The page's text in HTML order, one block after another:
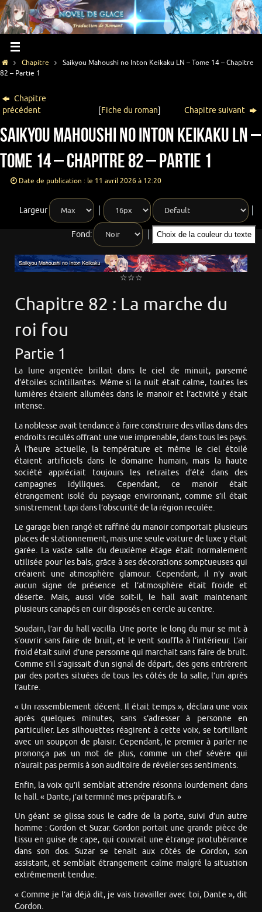
Chapitre
Saikyou Mahoushi no Inton Keikaku LN – Tome 14 – Chapitre
82 – Partie 1
Chapitre
précédent
[Fiche du roman] Chapitre suivant
Saikyou Mahoushi no Inton Keikaku LN –
Tome 14 – Chapitre 82 – Partie 1
Date de publication : le 11 avril 2026 à 12:20
Largeur
Fond: Choix de la couleur du texte
☆☆☆
Chapitre 82 : La marche du
roi fou
Partie 1
La lune argentée brillait dans le ciel de minuit, parsemé
d’étoiles scintillantes. Même si la nuit était calme, toutes les
lumières étaient allumées dans le manoir et l’activité y était
intense.
La noblesse avait tendance à faire construire des villas dans des
endroits reculés offrant une vue imprenable, dans tous les pays.
À l’heure actuelle, la température et même le ciel étoilé
étaient artificiels dans le domaine humain, mais la haute
société appréciait toujours les retraites d’été dans des
campagnes idylliques. Cependant, ce manoir était
étrangement isolé du paysage environnant, comme s’il était
sinistrement tapi dans l’obscurité de la région reculée.
Le garage bien rangé et raffiné du manoir comportait plusieurs
places de stationnement, mais une seule voiture de luxe y était
garée. La vaste salle du deuxième étage était normalement
utilisée pour les bals, grâce à ses décorations somptueuses qui
créaient une atmosphère glamour. Cependant, il n’y avait
aucun signe de présence et l’atmosphère était froide et
déserte. Mais, aussi vide soit-il, le hall avait maintenant
plusieurs canapés en cuir disposés en cercle au centre.
Soudain, l’air du hall vacilla. Une porte le long du mur se mit à
s’ouvrir sans faire de bruit, et le vent souffla à l’intérieur. L’air
froid était suivi d’une personne qui marchait sans faire de bruit.
Comme s’il s’agissait d’un signal de départ, des gens entrèrent
par des portes situées de tous les côtés de la salle, l’un après
l’autre.
« Un rassemblement décent. Il était temps », déclara une voix
après quelques minutes, sans s’adresser à personne en
particulier. Les silhouettes réagirent à cette voix, se tortillant
avec un soupçon de plaisir. Cependant, le premier à parler ne
prononça pas un mot de plus, comme un chef sévère qui
n’aurait pas permis à son auditoire de révéler ses sentiments.
Enfin, la voix qu’il semblait attendre résonna lourdement dans
le hall. « Dante, j’ai terminé mes préparatifs. »
Un géant se glissa sous le cadre de la porte, suivi d’un autre
homme : Gordon et Suzar. Gordon portait une grande pièce de
tissu en guise de cape, qui couvrait une étrange protubérance
dans son dos. Suzar se tenait aux côtés de Gordon, son
assistant, et semblait étrangement calme malgré la situation
extrêmement tendue.
« Comme je l’ai déjà dit, je vais travailler avec toi, Dante », dit
Gordon.